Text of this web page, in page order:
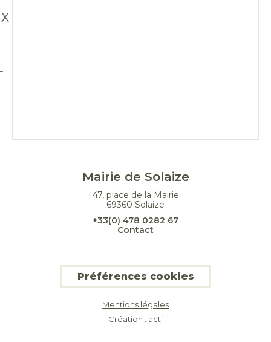
X
Mairie de Solaize
47, place de la Mairie
69360 Solaize
+33(0) 478 0282 67
Contact
Préférences cookies
Mentions légales
Création : acti